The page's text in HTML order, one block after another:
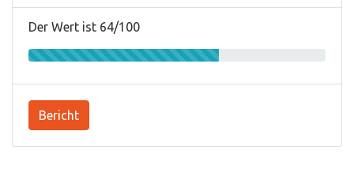
Der Wert ist 64/100
Bericht